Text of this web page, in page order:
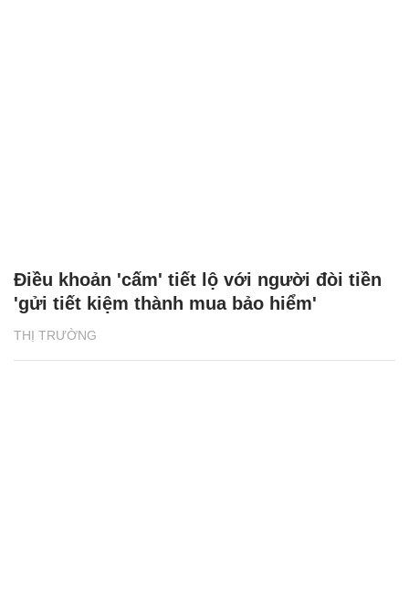
THỊ TRƯỜNG
Điều khoản 'cấm' tiết lộ với người đòi tiền
'gửi tiết kiệm thành mua bảo hiểm'